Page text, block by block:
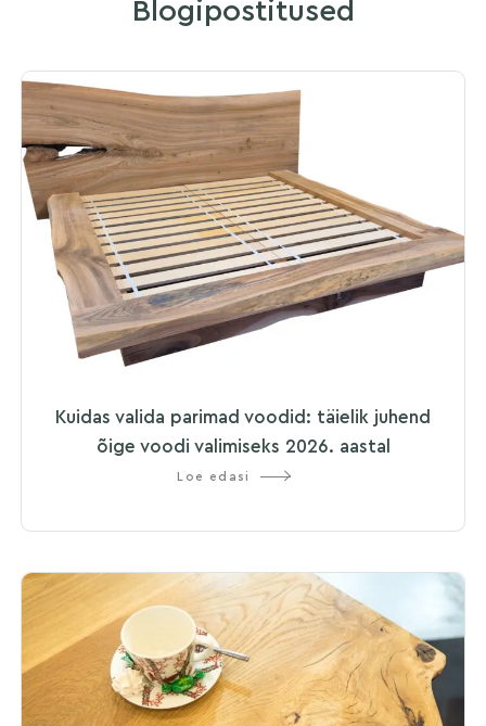
Blogipostitused
Kuidas valida parimad voodid: täielik juhend
õige voodi valimiseks 2026. aastal
Loe edasi